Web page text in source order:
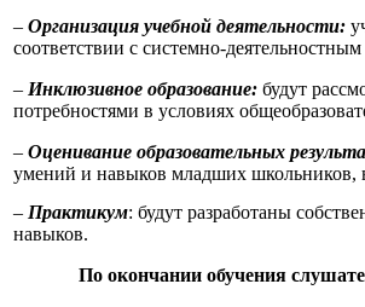
– Организация учебной деятельности:
соответствии с системно-
– Инклюзивное образование: будут
потребностями в условиях
– Оценивание образовательных
умений и навыков младших
– Практикум: будут разработаны
навыков.
По окончании обучения